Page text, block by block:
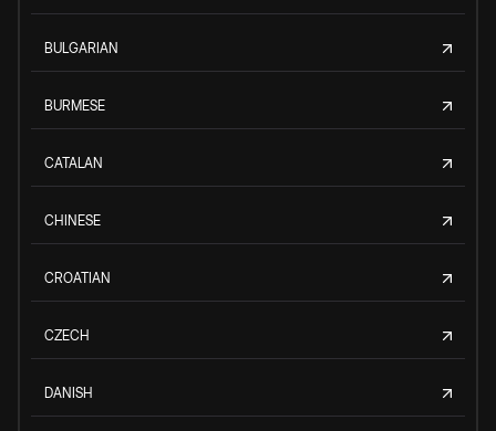
BULGARIAN
BURMESE
CATALAN
CHINESE
CROATIAN
CZECH
DANISH